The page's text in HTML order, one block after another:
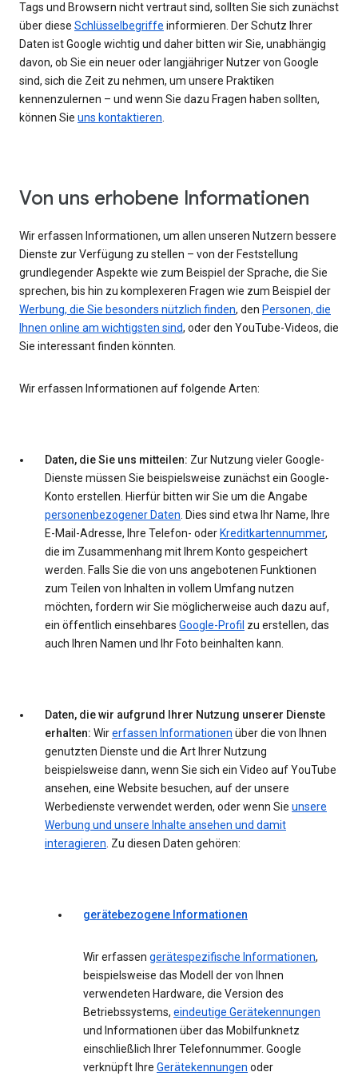
Tags und Browsern nicht vertraut sind, sollten Sie sich zunächst
über diese Schlüsselbegriffe informieren. Der Schutz Ihrer
Daten ist Google wichtig und daher bitten wir Sie, unabhängig
davon, ob Sie ein neuer oder langjähriger Nutzer von Google
sind, sich die Zeit zu nehmen, um unsere Praktiken
kennenzulernen – und wenn Sie dazu Fragen haben sollten,
können Sie uns kontaktieren.
Von uns erhobene Informationen
Wir erfassen Informationen, um allen unseren Nutzern bessere
Dienste zur Verfügung zu stellen – von der Feststellung
grundlegender Aspekte wie zum Beispiel der Sprache, die Sie
sprechen, bis hin zu komplexeren Fragen wie zum Beispiel der
Werbung, die Sie besonders nützlich finden, den Personen, die
Ihnen online am wichtigsten sind, oder den YouTube-Videos, die
Sie interessant finden könnten.
Wir erfassen Informationen auf folgende Arten:
Daten, die Sie uns mitteilen: Zur Nutzung vieler Google-
Dienste müssen Sie beispielsweise zunächst ein Google-
Konto erstellen. Hierfür bitten wir Sie um die Angabe
personenbezogener Daten. Dies sind etwa Ihr Name, Ihre
E-Mail-Adresse, Ihre Telefon- oder Kreditkartennummer,
die im Zusammenhang mit Ihrem Konto gespeichert
werden. Falls Sie die von uns angebotenen Funktionen
zum Teilen von Inhalten in vollem Umfang nutzen
möchten, fordern wir Sie möglicherweise auch dazu auf,
ein öffentlich einsehbares Google-Profil zu erstellen, das
auch Ihren Namen und Ihr Foto beinhalten kann.
Daten, die wir aufgrund Ihrer Nutzung unserer Dienste
erhalten: Wirerfassen Informationen über die von Ihnen
genutzten Dienste und die Art Ihrer Nutzung
beispielsweise dann, wenn Sie sich ein Video auf YouTube
ansehen, eine Website besuchen, auf der unsere
Werbedienste verwendet werden, oder wenn Sie unsere
Werbung und unsere Inhalte ansehen und damit
interagieren. Zu diesen Daten gehören:
gerätebezogene Informationen
Wir erfassen gerätespezifische Informationen,
beispielsweise das Modell der von Ihnen
verwendeten Hardware, die Version des
Betriebssystems, eindeutige Gerätekennungen
und Informationen über das Mobilfunknetz
einschließlich Ihrer Telefonnummer. Google
verknüpft Ihre Gerätekennungen oder